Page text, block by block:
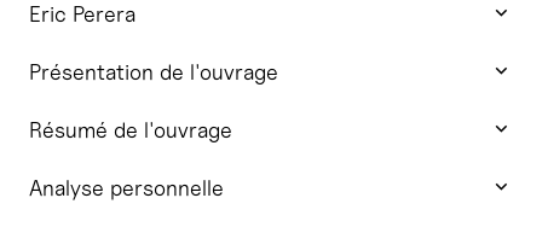
Eric Perera
Présentation de l'ouvrage
Résumé de l'ouvrage
Analyse personnelle